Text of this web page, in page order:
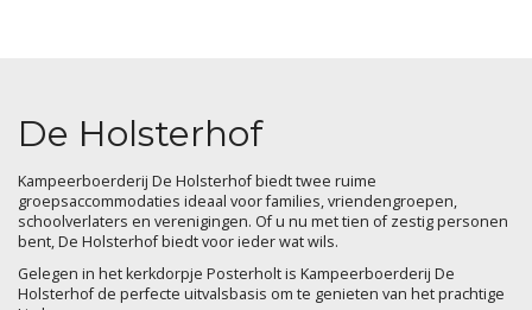
De Holsterhof
Kampeerboerderij De Holsterhof biedt twee ruime
groepsaccommodaties ideaal voor families, vriendengroepen,
schoolverlaters en verenigingen. Of u nu met tien of zestig personen
bent, De Holsterhof biedt voor ieder wat wils.
Gelegen in het kerkdorpje Posterholt is Kampeerboerderij De
Holsterhof de perfecte uitvalsbasis om te genieten van het prachtige